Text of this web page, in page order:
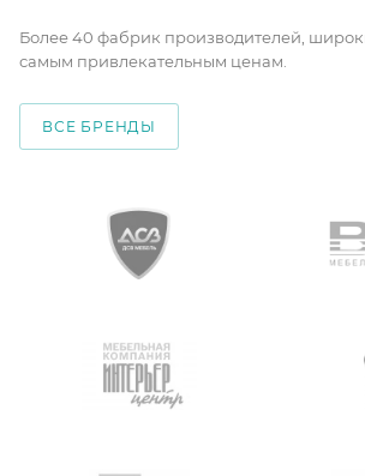
Более 40 фабрик производителей,
самым привлекательным ценам.
ВСЕ БРЕНДЫ